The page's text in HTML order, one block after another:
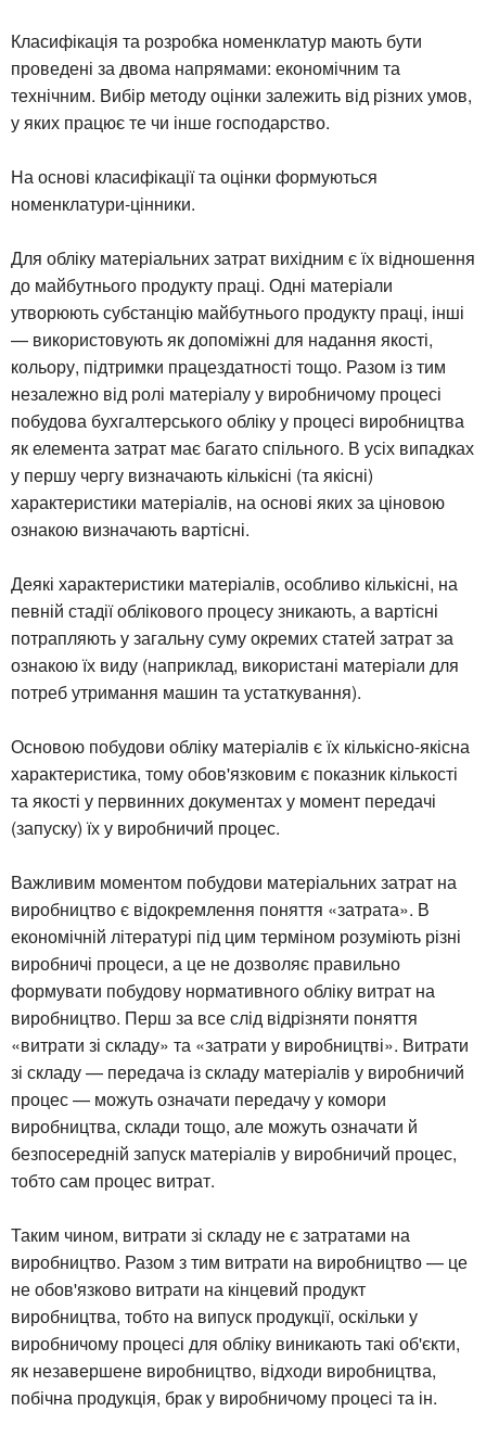
Класифікація та розробка номенклатур мають бути
проведені за двома напрямами: економічним та
технічним. Вибір методу оцінки залежить від різних умов,
у яких працює те чи інше господарство.
На основі класифікації та оцінки формуються
номенклатури-цінники.
Для обліку матеріальних затрат вихідним є їх відношення
до майбутнього продукту праці. Одні матеріали
утворюють субстанцію майбутнього продукту праці, інші
— використовують як допоміжні для надання якості,
кольору, підтримки працездатності тощо. Разом із тим
незалежно від ролі матеріалу у виробничому процесі
побудова бухгалтерського обліку у процесі виробництва
як елемента затрат має багато спільного. В усіх випадках
у першу чергу визначають кількісні (та якісні)
характеристики матеріалів, на основі яких за ціновою
ознакою визначають вартісні.
Деякі характеристики матеріалів, особливо кількісні, на
певній стадії облікового процесу зникають, а вартісні
потрапляють у загальну суму окремих статей затрат за
ознакою їх виду (наприклад, використані матеріали для
потреб утримання машин та устаткування).
Основою побудови обліку матеріалів є їх кількісно-якісна
характеристика, тому обов'язковим є показник кількості
та якості у первинних документах у момент передачі
(запуску) їх у виробничий процес.
Важливим моментом побудови матеріальних затрат на
виробництво є відокремлення поняття «затрата». В
економічній літературі під цим терміном розуміють різні
виробничі процеси, а це не дозволяє правильно
формувати побудову нормативного обліку витрат на
виробництво. Перш за все слід відрізняти поняття
«витрати зі складу» та «затрати у виробництві». Витрати
зі складу — передача із складу матеріалів у виробничий
процес — можуть означати передачу у комори
виробництва, склади тощо, але можуть означати й
безпосередній запуск матеріалів у виробничий процес,
тобто сам процес витрат.
Таким чином, витрати зі складу не є затратами на
виробництво. Разом з тим витрати на виробництво — це
не обов'язково витрати на кінцевий продукт
виробництва, тобто на випуск продукції, оскільки у
виробничому процесі для обліку виникають такі об'єкти,
як незавершене виробництво, відходи виробництва,
побічна продукція, брак у виробничому процесі та ін.